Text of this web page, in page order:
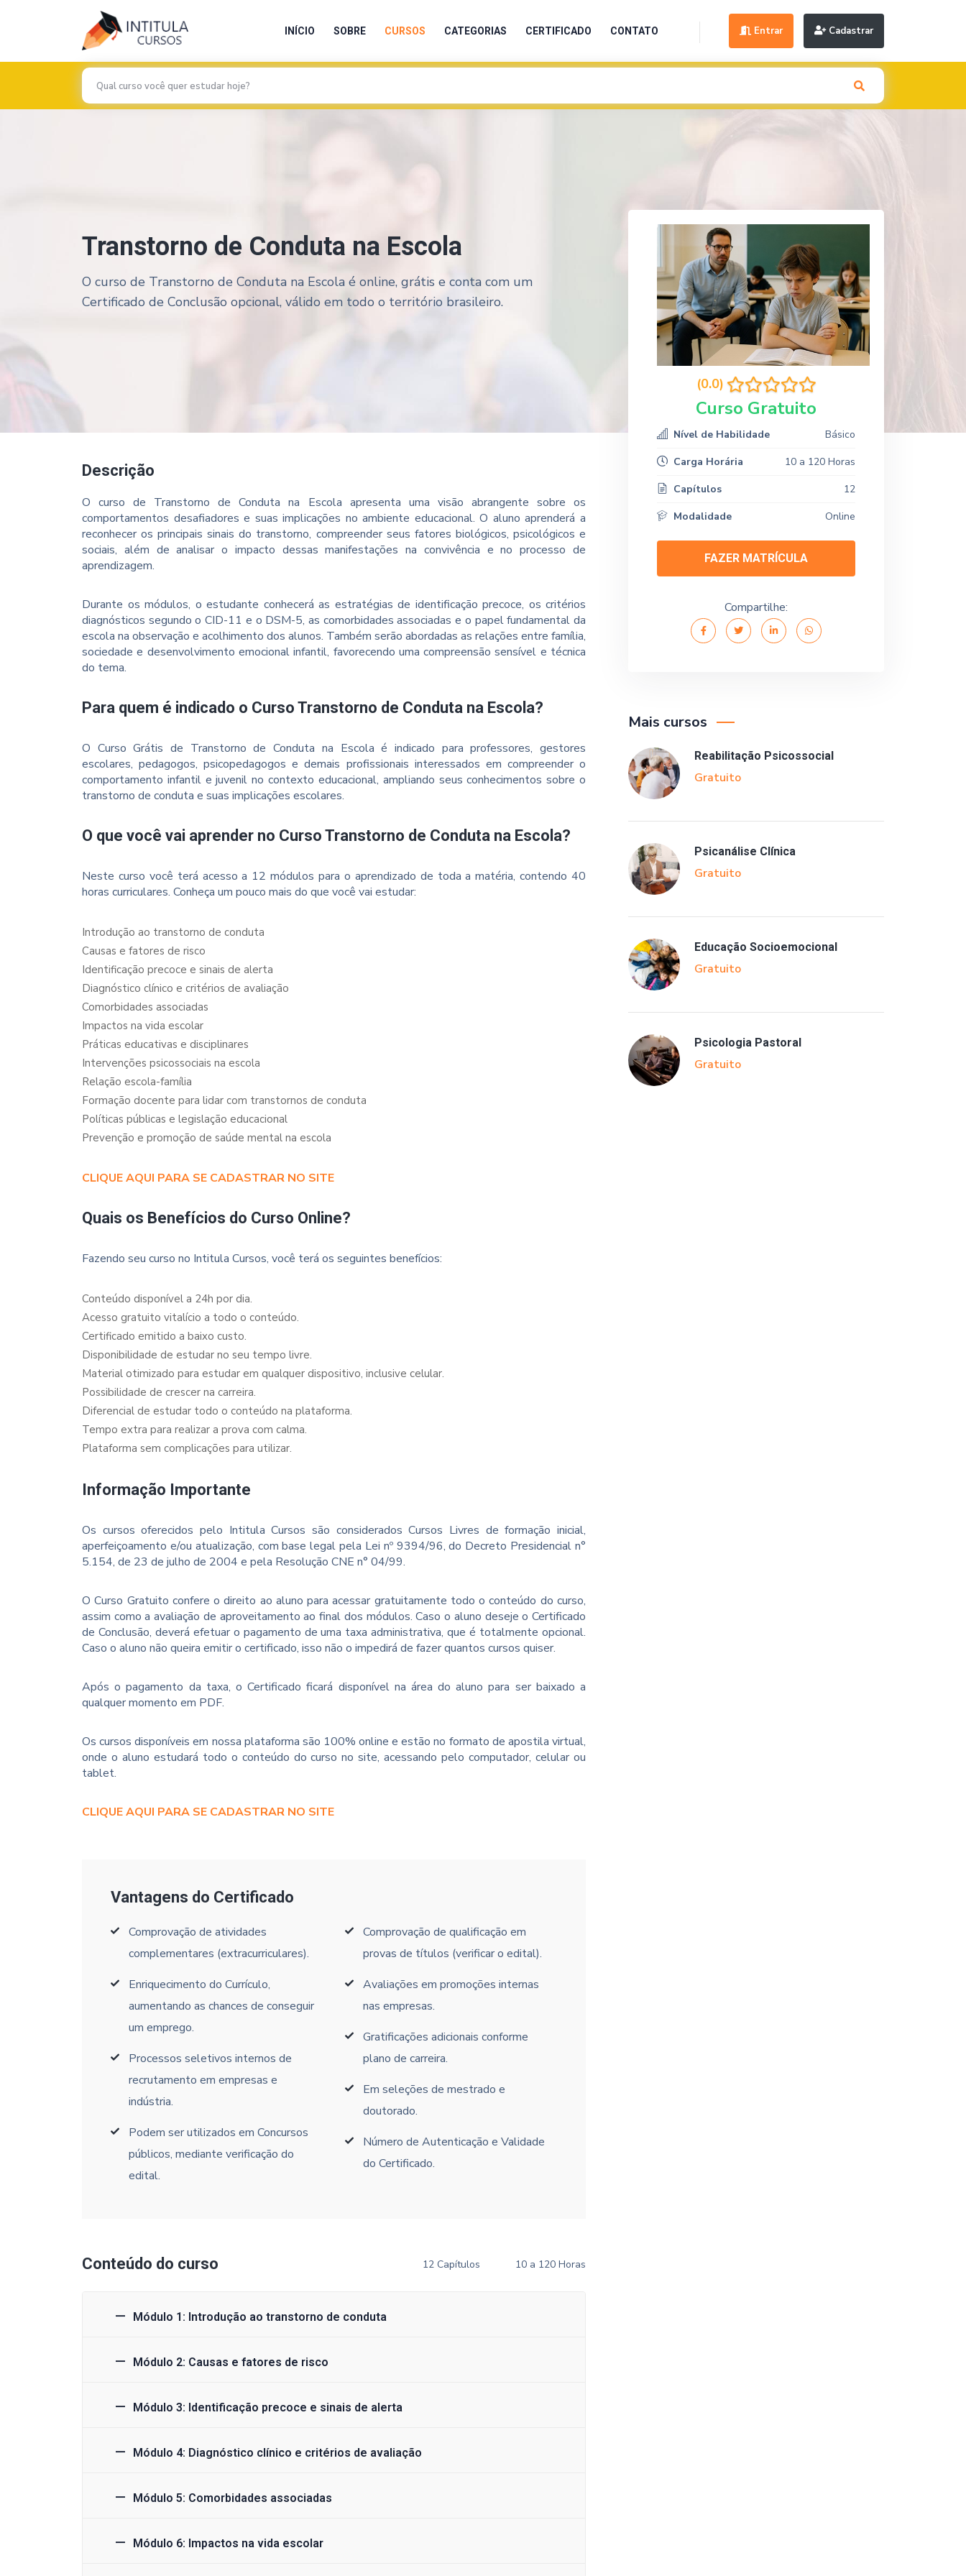
INÍCIO SOBRE CURSOS CATEGORIAS CERTIFICADO CONTATO Entrar Cadastrar
Transtorno de Conduta na Escola
O curso de Transtorno de Conduta na Escola é online, grátis e conta com um
Certificado de Conclusão opcional, válido em todo o território brasileiro.
Descrição
O curso de Transtorno de Conduta na Escola apresenta uma visão abrangente sobre os
comportamentos desafiadores e suas implicações no ambiente educacional. O aluno aprenderá a
reconhecer os principais sinais do transtorno, compreender seus fatores biológicos, psicológicos e
sociais, além de analisar o impacto dessas manifestações na convivência e no processo de
aprendizagem.
Durante os módulos, o estudante conhecerá as estratégias de identificação precoce, os critérios
diagnósticos segundo o CID-11 e o DSM-5, as comorbidades associadas e o papel fundamental da
escola na observação e acolhimento dos alunos. Também serão abordadas as relações entre família,
sociedade e desenvolvimento emocional infantil, favorecendo uma compreensão sensível e técnica
do tema.
Para quem é indicado o Curso Transtorno de Conduta na Escola?
O Curso Grátis de Transtorno de Conduta na Escola é indicado para professores, gestores
escolares, pedagogos, psicopedagogos e demais profissionais interessados em compreender o
comportamento infantil e juvenil no contexto educacional, ampliando seus conhecimentos sobre o
transtorno de conduta e suas implicações escolares.
O que você vai aprender no Curso Transtorno de Conduta na Escola?
Neste curso você terá acesso a 12 módulos para o aprendizado de toda a matéria, contendo 40
horas curriculares. Conheça um pouco mais do que você vai estudar:
Introdução ao transtorno de conduta
Causas e fatores de risco
Identificação precoce e sinais de alerta
Diagnóstico clínico e critérios de avaliação
Comorbidades associadas
Impactos na vida escolar
Práticas educativas e disciplinares
Intervenções psicossociais na escola
Relação escola-família
Formação docente para lidar com transtornos de conduta
Políticas públicas e legislação educacional
Prevenção e promoção de saúde mental na escola
CLIQUE AQUI PARA SE CADASTRAR NO SITE
Quais os Benefícios do Curso Online?
Fazendo seu curso no Intitula Cursos, você terá os seguintes benefícios:
Conteúdo disponível a 24h por dia.
Acesso gratuito vitalício a todo o conteúdo.
Certificado emitido a baixo custo.
Disponibilidade de estudar no seu tempo livre.
Material otimizado para estudar em qualquer dispositivo, inclusive celular.
Possibilidade de crescer na carreira.
Diferencial de estudar todo o conteúdo na plataforma.
Tempo extra para realizar a prova com calma.
Plataforma sem complicações para utilizar.
Informação Importante
Os cursos oferecidos pelo Intitula Cursos são considerados Cursos Livres de formação inicial,
aperfeiçoamento e/ou atualização, com base legal pela Lei nº 9394/96, do Decreto Presidencial n°
5.154, de 23 de julho de 2004 e pela Resolução CNE n° 04/99.
O Curso Gratuito confere o direito ao aluno para acessar gratuitamente todo o conteúdo do curso,
assim como a avaliação de aproveitamento ao final dos módulos. Caso o aluno deseje o Certificado
de Conclusão, deverá efetuar o pagamento de uma taxa administrativa, que é totalmente opcional.
Caso o aluno não queira emitir o certificado, isso não o impedirá de fazer quantos cursos quiser.
Após o pagamento da taxa, o Certificado ficará disponível na área do aluno para ser baixado a
qualquer momento em PDF.
Os cursos disponíveis em nossa plataforma são 100% online e estão no formato de apostila virtual,
onde o aluno estudará todo o conteúdo do curso no site, acessando pelo computador, celular ou
tablet.
CLIQUE AQUI PARA SE CADASTRAR NO SITE
Vantagens do Certificado
Comprovação de atividades
complementares (extracurriculares).
Enriquecimento do Currículo,
aumentando as chances de conseguir
um emprego.
Processos seletivos internos de
recrutamento em empresas e
indústria.
Podem ser utilizados em Concursos
públicos, mediante verificação do
edital.
Comprovação de qualificação em
provas de títulos (verificar o edital).
Avaliações em promoções internas
nas empresas.
Gratificações adicionais conforme
plano de carreira.
Em seleções de mestrado e
doutorado.
Número de Autenticação e Validade
do Certificado.
Conteúdo do curso 12 Capítulos 10 a 120 Horas
Módulo 1: Introdução ao transtorno de conduta
Módulo 2: Causas e fatores de risco
Módulo 3: Identificação precoce e sinais de alerta
Módulo 4: Diagnóstico clínico e critérios de avaliação
Módulo 5: Comorbidades associadas
Módulo 6: Impactos na vida escolar
(0.0)
Curso Gratuito
Nível de Habilidade
Básico
Carga Horária
10 a 120 Horas
Capítulos
12
Modalidade
Online
FAZER MATRÍCULA
Compartilhe:
Mais cursos
Reabilitação Psicossocial
Gratuito
Psicanálise Clínica
Gratuito
Educação Socioemocional
Gratuito
Psicologia Pastoral
Gratuito